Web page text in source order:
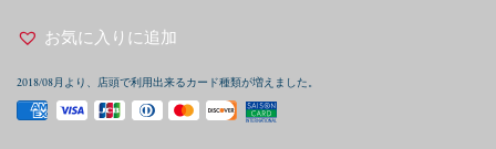
お気に入りに追加
2018/08月より、店頭で利用出来るカード種類が増えました。